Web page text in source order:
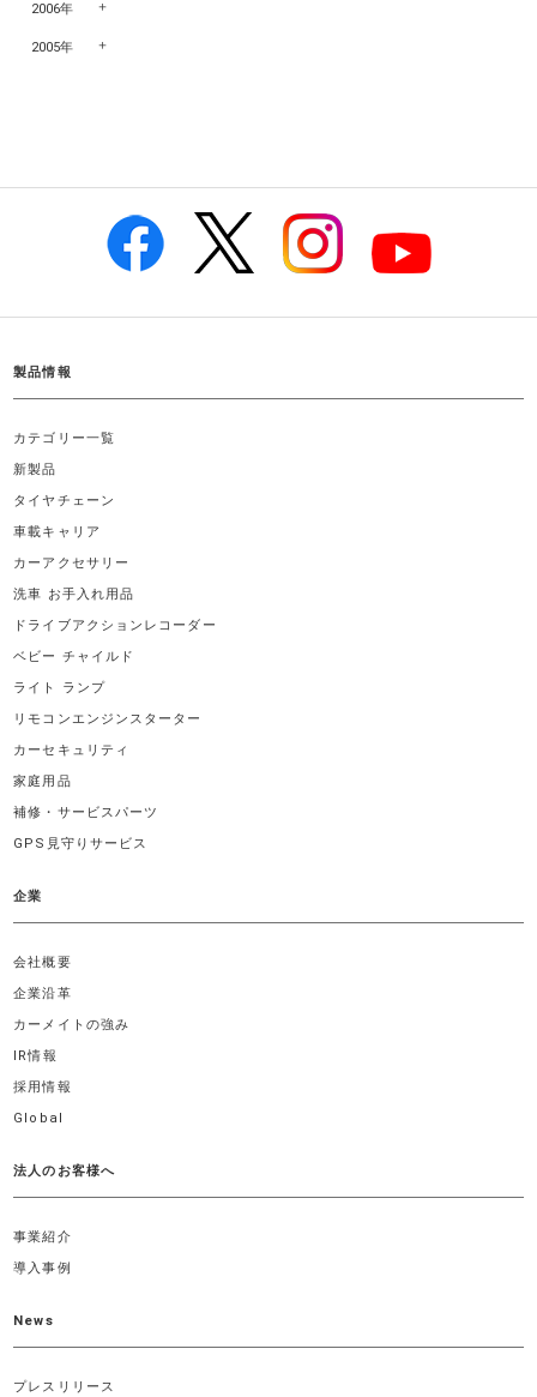
2006年
2005年
製品情報
カテゴリー一覧
新製品
タイヤチェーン
車載キャリア
カーアクセサリー
洗車 お手入れ用品
ドライブアクションレコーダー
ベビー チャイルド
ライト ランプ
リモコンエンジンスターター
カーセキュリティ
家庭用品
補修・サービスパーツ
GPS見守りサービス
企業
会社概要
企業沿革
カーメイトの強み
IR情報
採用情報
Global
法人のお客様へ
事業紹介
導入事例
News
プレスリリース